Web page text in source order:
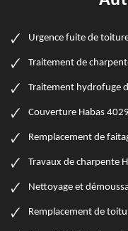
Urgence fuite de
Traitement de
Traitement hydrofuge
Couverture Habas
Remplacement de
Travaux de charpente
Nettoyage et
Remplacement de